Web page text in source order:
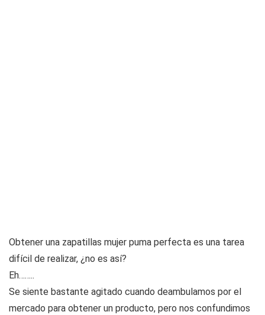
Obtener una zapatillas mujer puma perfecta es una tarea
difícil de realizar, ¿no es así?
Eh……..
Se siente bastante agitado cuando deambulamos por el
mercado para obtener un producto, pero nos confundimos